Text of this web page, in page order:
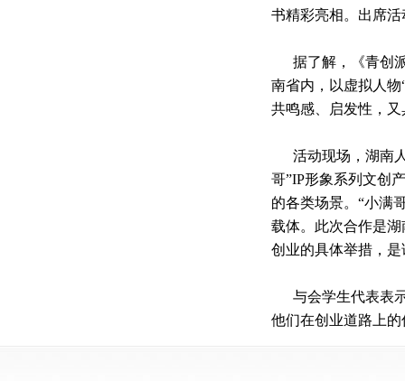
书精彩亮相。 出席活
据了解，
《青创
南省内，以虚拟人物
共鸣感、启发性，
活动现场， 湖南
哥”IP形象系列 文创
的各类场景。 “小满
载体。此次合作是
创业的具体举措 ， 是
与会学生代表表
他们在创业道路上